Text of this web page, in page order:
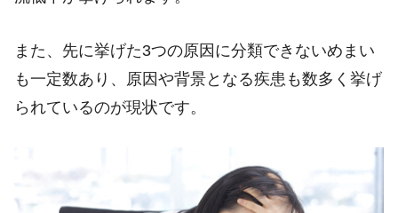
また、先に挙げた3つの原因に分類できないめまい
も一定数あり、原因や背景となる疾患も数多く挙げ
られているのが現状です。